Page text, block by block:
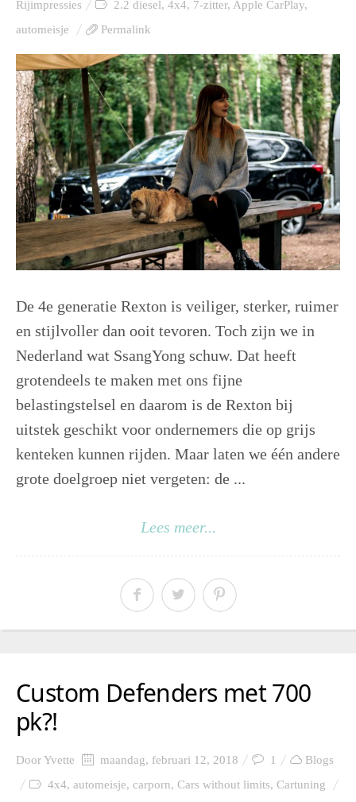
Rijimpressies
2.2 diesel, 4x4, 7-zitter, Apple CarPlay,
automeisje
Permalink
De 4e generatie Rexton is veiliger, sterker, ruimer
en stijlvoller dan ooit tevoren. Toch zijn we in
Nederland wat SsangYong schuw. Dat heeft
grotendeels te maken met ons fijne
belastingstelsel en daarom is de Rexton bij
uitstek geschikt voor ondernemers die op grijs
kenteken kunnen rijden. Maar laten we één andere
grote doelgroep niet vergeten: de ...
Lees meer...
Custom Defenders met 700
pk?!
DoorYvette maandag, februari 12, 2018 1
Blogs
4x4, automeisje, carporn, Cars without limits, Cartuning